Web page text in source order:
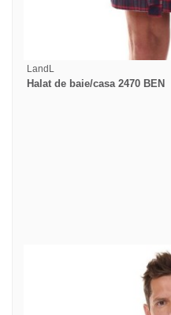
LandL
Halat de baie/casa 2470 BEN